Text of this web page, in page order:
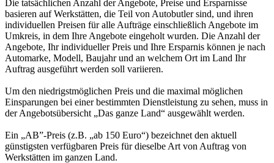
Die tatsächlichen Anzahl der Angebote, Preise und Ersparnisse
basieren auf Werkstätten, die Teil von Autobutler sind, und ihren
individuellen Preisen für alle Aufträge einschließlich Angebote im
Umkreis, in dem Ihre Angebote eingeholt wurden. Die Anzahl der
Angebote, Ihr individueller Preis und Ihre Ersparnis können je nach
Automarke, Modell, Baujahr und an welchem Ort im Land Ihr
Auftrag ausgeführt werden soll variieren.
Um den niedrigstmöglichen Preis und die maximal möglichen
Einsparungen bei einer bestimmten Dienstleistung zu sehen, muss in
der Angebotsübersicht „Das ganze Land“ ausgewählt werden.
Ein „AB”-Preis (z.B. „ab 150 Euro“) bezeichnet den aktuell
günstigsten verfügbaren Preis für dieselbe Art von Auftrag von
Werkstätten im ganzen Land.